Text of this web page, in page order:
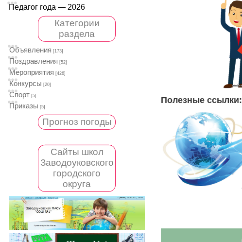
Педагог года — 2026
Категории
раздела
Объявления [173]
Поздравления [52]
Мероприятия [426]
Конкурсы [20]
Спорт [5]
Приказы [5]
Прогноз погоды
Сайты школ
Заводоуковского
городского
округа
Полезные ссылки: